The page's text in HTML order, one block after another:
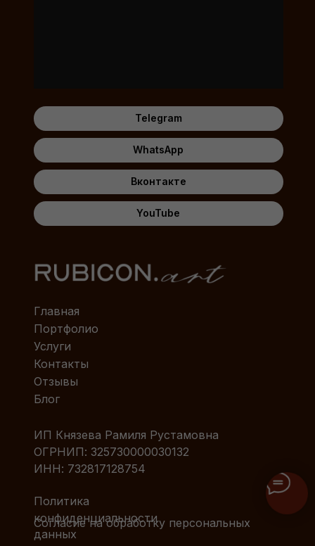
Telegram
WhatsApp
Вконтакте
YouTube
ИП Князева Рамиля Рустамовна
ОГРНИП: 325730000030132
ИНН: 732817128754
Главная
Портфолио
Услуги
Контакты
Отзывы
Блог
Согласие на обработку персональных
данных
Политика
конфиденциальности